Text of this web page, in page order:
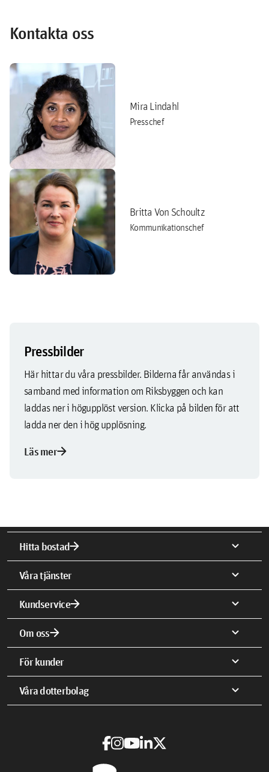
Kontakta oss
Mira Lindahl
Presschef
Britta Von Schoultz
Kommunikationschef
Pressbilder
Här hittar du våra pressbilder. Bilderna får användas i
samband med information om Riksbyggen och kan
laddas ner i högupplöst version. Klicka på bilden för att
ladda ner den i hög upplösning.
Läs merarrow_forward
Hitta bostadarrow_forward expand_more
Våra tjänster expand_more
Kundservicearrow_forward expand_more
Om ossarrow_forward expand_more
För kunder expand_more
Våra dotterbolag expand_more